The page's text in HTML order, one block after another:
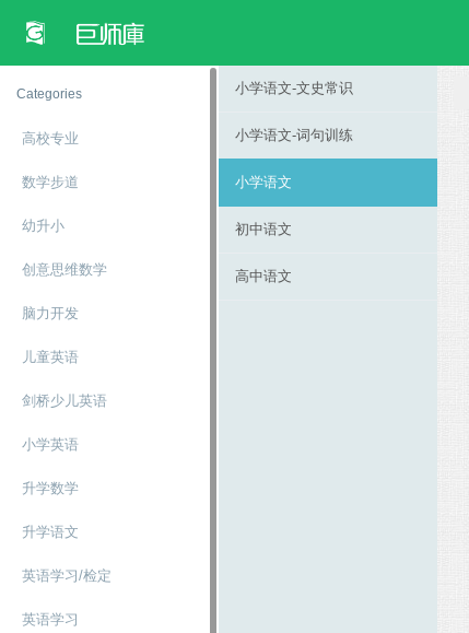
Categories
高校专​​业
数学步道
幼升小
创意思维数学
脑力开发
儿童英语
剑桥少儿英语
小学英语
升学数学
升学语文
英语学习/检定
英语学习
小学语文-文史常识
小学语文-词句训练
小学语文
初中语文
高中语文